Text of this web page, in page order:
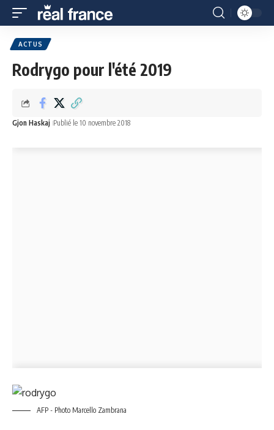
ACTUS
Rodrygo pour l'été 2019
Gjon Haskaj Publié le 10 novembre 2018
AFP - Photo Marcello Zambrana